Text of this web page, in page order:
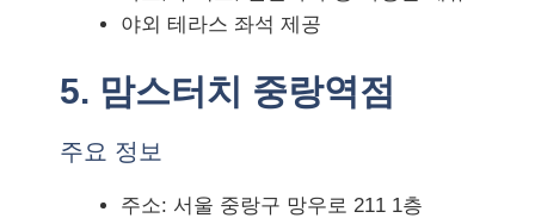
야외 테라스 좌석 제공
5. 맘스터치 중랑역점
주요 정보
주소: 서울 중랑구 망우로 211 1층